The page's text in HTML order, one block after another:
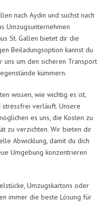
nach Aydin und suchst nach
Umzugsunternehmen
St. Gallen bietet dir die
Beiladungsoption kannst du
uns um den sicheren Transport
kümmern.
wissen, wie wichtig es ist,
verläuft. Unsere
es uns, die Kosten zu
zu verzichten. Wir bieten dir
Abwicklung, damit du dich
Umgebung konzentrieren
Umzugskartons oder
immer die beste Lösung für